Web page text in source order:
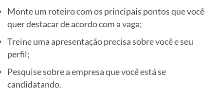
Monte um roteiro com os principais pontos que você
quer destacar de acordo com a vaga;
Treine uma apresentação precisa sobre você e seu
perfil;
Pesquise sobre a empresa que você está se
candidatando.